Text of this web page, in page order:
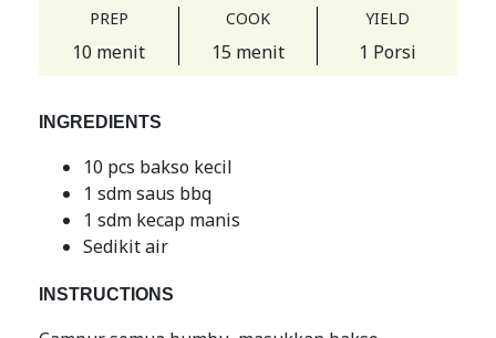
PREP
10 menit
COOK
15 menit
YIELD
1 Porsi
INGREDIENTS
10 pcs bakso kecil
1 sdm saus bbq
1 sdm kecap manis
Sedikit air
INSTRUCTIONS